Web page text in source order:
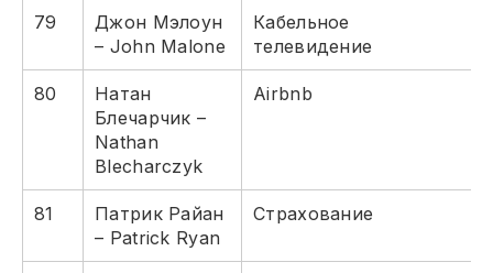
79
Джон Мэлоун
– John Malone
Кабельное
телевидение
80
Натан
Блечарчик –
Nathan
Blecharczyk
Airbnb
81
Патрик Райан
– Patrick Ryan
Страхование